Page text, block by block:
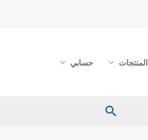
المنتجات حسابي
البحث